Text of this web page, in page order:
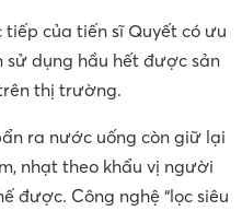
của tiến sĩ Quyết có ưu
sử dụng hầu hết được sản
thị trường.
ra nước uống còn giữ lại
nhạt theo khẩu vị người
được. Công nghệ “lọc siêu